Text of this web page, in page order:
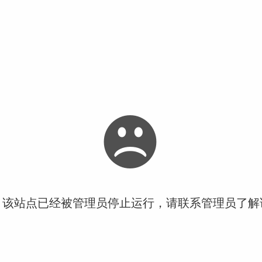
站点已经被管理员停止运行，请联系管理员了